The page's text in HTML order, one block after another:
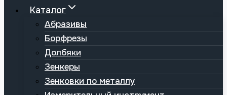
Каталог
Абразивы
Борфрезы
Долбяки
Зенкеры
Зенковки по металлу